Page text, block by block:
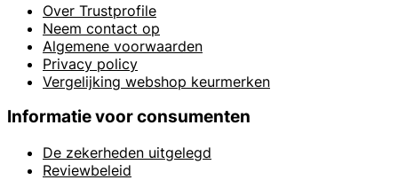
Over Trustprofile
Neem contact op
Algemene voorwaarden
Privacy policy
Vergelijking webshop keurmerken
Informatie voor consumenten
De zekerheden uitgelegd
Reviewbeleid